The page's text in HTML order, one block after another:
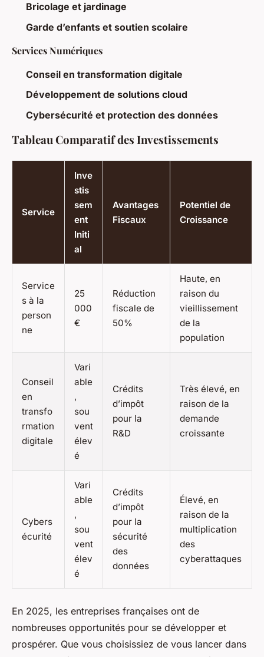
Bricolage et jardinage
Garde d’enfants et soutien scolaire
Services Numériques
Conseil en transformation digitale
Développement de solutions cloud
Cybersécurité et protection des données
Tableau Comparatif des Investissements
Service
Inve
stis
sem
ent
Initi
al
Avantages
Fiscaux
Potentiel de
Croissance
Service
s à la
person
ne
25
000
€
Réduction
fiscale de
50%
Haute, en
raison du
vieillissement
de la
population
Conseil
en
transfo
rmation
digitale
Vari
able
,
sou
vent
élev
é
Crédits
d’impôt
pour la
R&D
Très élevé, en
raison de la
demande
croissante
Cybers
écurité
Vari
able
,
sou
vent
élev
é
Crédits
d’impôt
pour la
sécurité
des
données
Élevé, en
raison de la
multiplication
des
cyberattaques
En 2025, les entreprises françaises ont de
nombreuses opportunités pour se développer et
prospérer. Que vous choisissiez de vous lancer dans